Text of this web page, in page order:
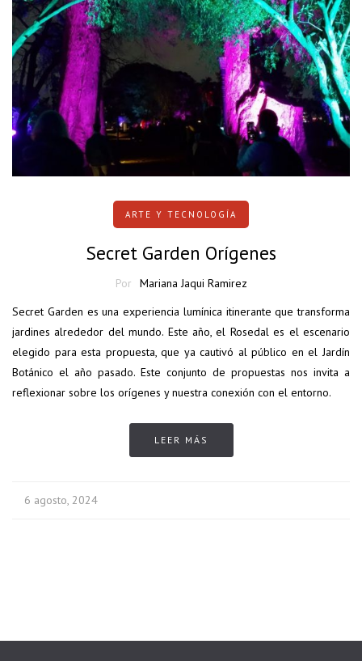
ARTE Y TECNOLOGÍA
Secret Garden Orígenes
Por
Mariana Jaqui Ramirez
Secret Garden es una experiencia lumínica itinerante que transforma
jardines alrededor del mundo. Este año, el Rosedal es el escenario
elegido para esta propuesta, que ya cautivó al público en el Jardín
Botánico el año pasado. Este conjunto de propuestas nos invita a
reflexionar sobre los orígenes y nuestra conexión con el entorno.
LEER MÁS
6 agosto, 2024